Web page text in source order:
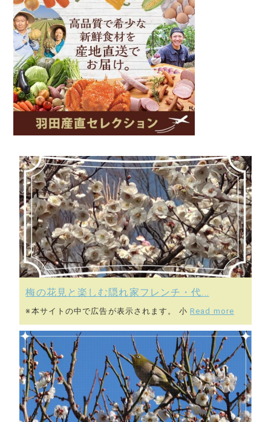
梅の花見と楽しむ隠れ家フレンチ・代...
※本サイトの中で広告が表示されます。 小 Read more